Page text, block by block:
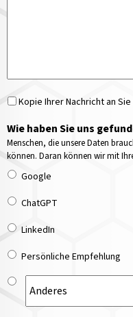
Kopie Ihrer Nachricht an
Wie haben Sie uns
Menschen, die unsere Daten
können. Daran können wir mit
Google
ChatGPT
LinkedIn
Persönliche Empfehlung